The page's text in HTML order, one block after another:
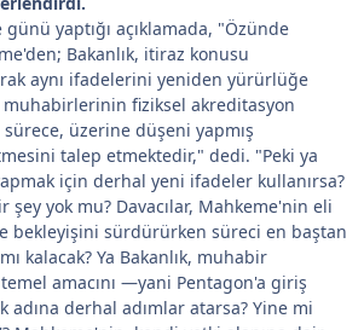
yaptığı açıklamada, "Özünde
Bakanlık, itiraz konusu
aynı ifadelerini yeniden yürürlüğe
muhabirlerinin fiziksel akreditasyon
üzerine düşeni yapmış
talep etmektedir," dedi. "Peki ya
için derhal yeni ifadeler kullanırsa?
şey yok mu? Davacılar, Mahkeme'nin eli
bekleyişini sürdürürken süreci en baştan
kalacak? Ya Bakanlık, muhabir
amacını —yani Pentagon'a giriş
adına derhal adımlar atarsa? Yine mi